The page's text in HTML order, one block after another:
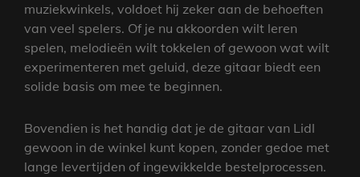
muziekwinkels, voldoet hij zeker aan de behoeften
van veel spelers. Of je nu akkoorden wilt leren
spelen, melodieën wilt tokkelen of gewoon wat wilt
experimenteren met geluid, deze gitaar biedt een
solide basis om mee te beginnen.
Bovendien is het handig dat je de gitaar van Lidl
gewoon in de winkel kunt kopen, zonder gedoe met
lange levertijden of ingewikkelde bestelprocessen.